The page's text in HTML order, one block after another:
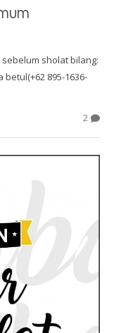
sebelum sholat bilang:
895-1636-
2